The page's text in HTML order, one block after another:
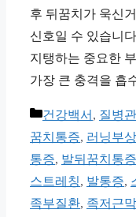
후 뒤꿈치가 욱신
신호일 수 있습니
지탱하는 중요한
가장 큰 충격을 흡
카
테
고
리
건강백서 , 질병
꿈치통증, 러닝부상
통증, 발뒤꿈치통
스트레칭, 발통증,
족부질환, 족저근